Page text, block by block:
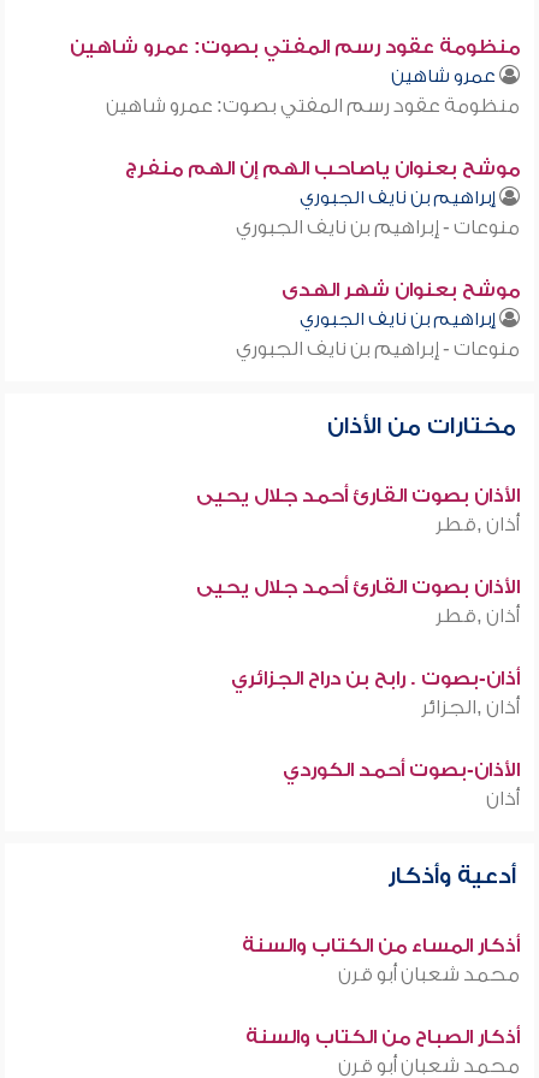
منظومة عقود رسم المفتي بصوت: عمرو شاهين
عمرو شاهين
منظومة عقود رسم المفتي بصوت: عمرو شاهين
موشح بعنوان ياصاحب الهم إن الهم منفرج
إبراهيم بن نايف الجبوري
منوعات - إبراهيم بن نايف الجبوري
موشح بعنوان شهر الهدى
إبراهيم بن نايف الجبوري
منوعات - إبراهيم بن نايف الجبوري
مختارات من الأذان
الأذان بصوت القارئ أحمد جلال يحيى
أذان ,قطر
الأذان بصوت القارئ أحمد جلال يحيى
أذان ,قطر
أذان-بصوت . رابح بن دراح الجزائري
أذان ,الجزائر
الأذان-بصوت أحمد الكوردي
أذان
أدعية وأذكار
أذكار المساء من الكتاب والسنة
محمد شعبان أبو قرن
أذكار الصباح من الكتاب والسنة
محمد شعبان أبو قرن